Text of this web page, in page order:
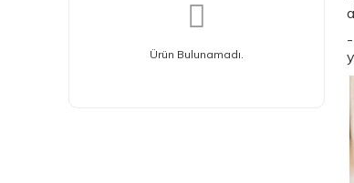
Ürün Bulunamadı.